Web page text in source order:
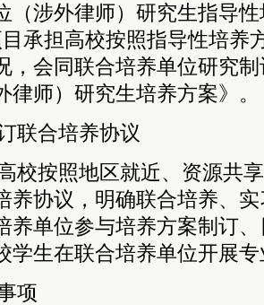
（涉外律师）研究生指导
承担高校按照指导性培养
，会同联合培养单位研究
律师）研究生培养方案》。
联合培养协议
校按照地区就近、资源共
养协议，明确联合培养、
养单位参与培养方案制订
学生在联合培养单位开展
项